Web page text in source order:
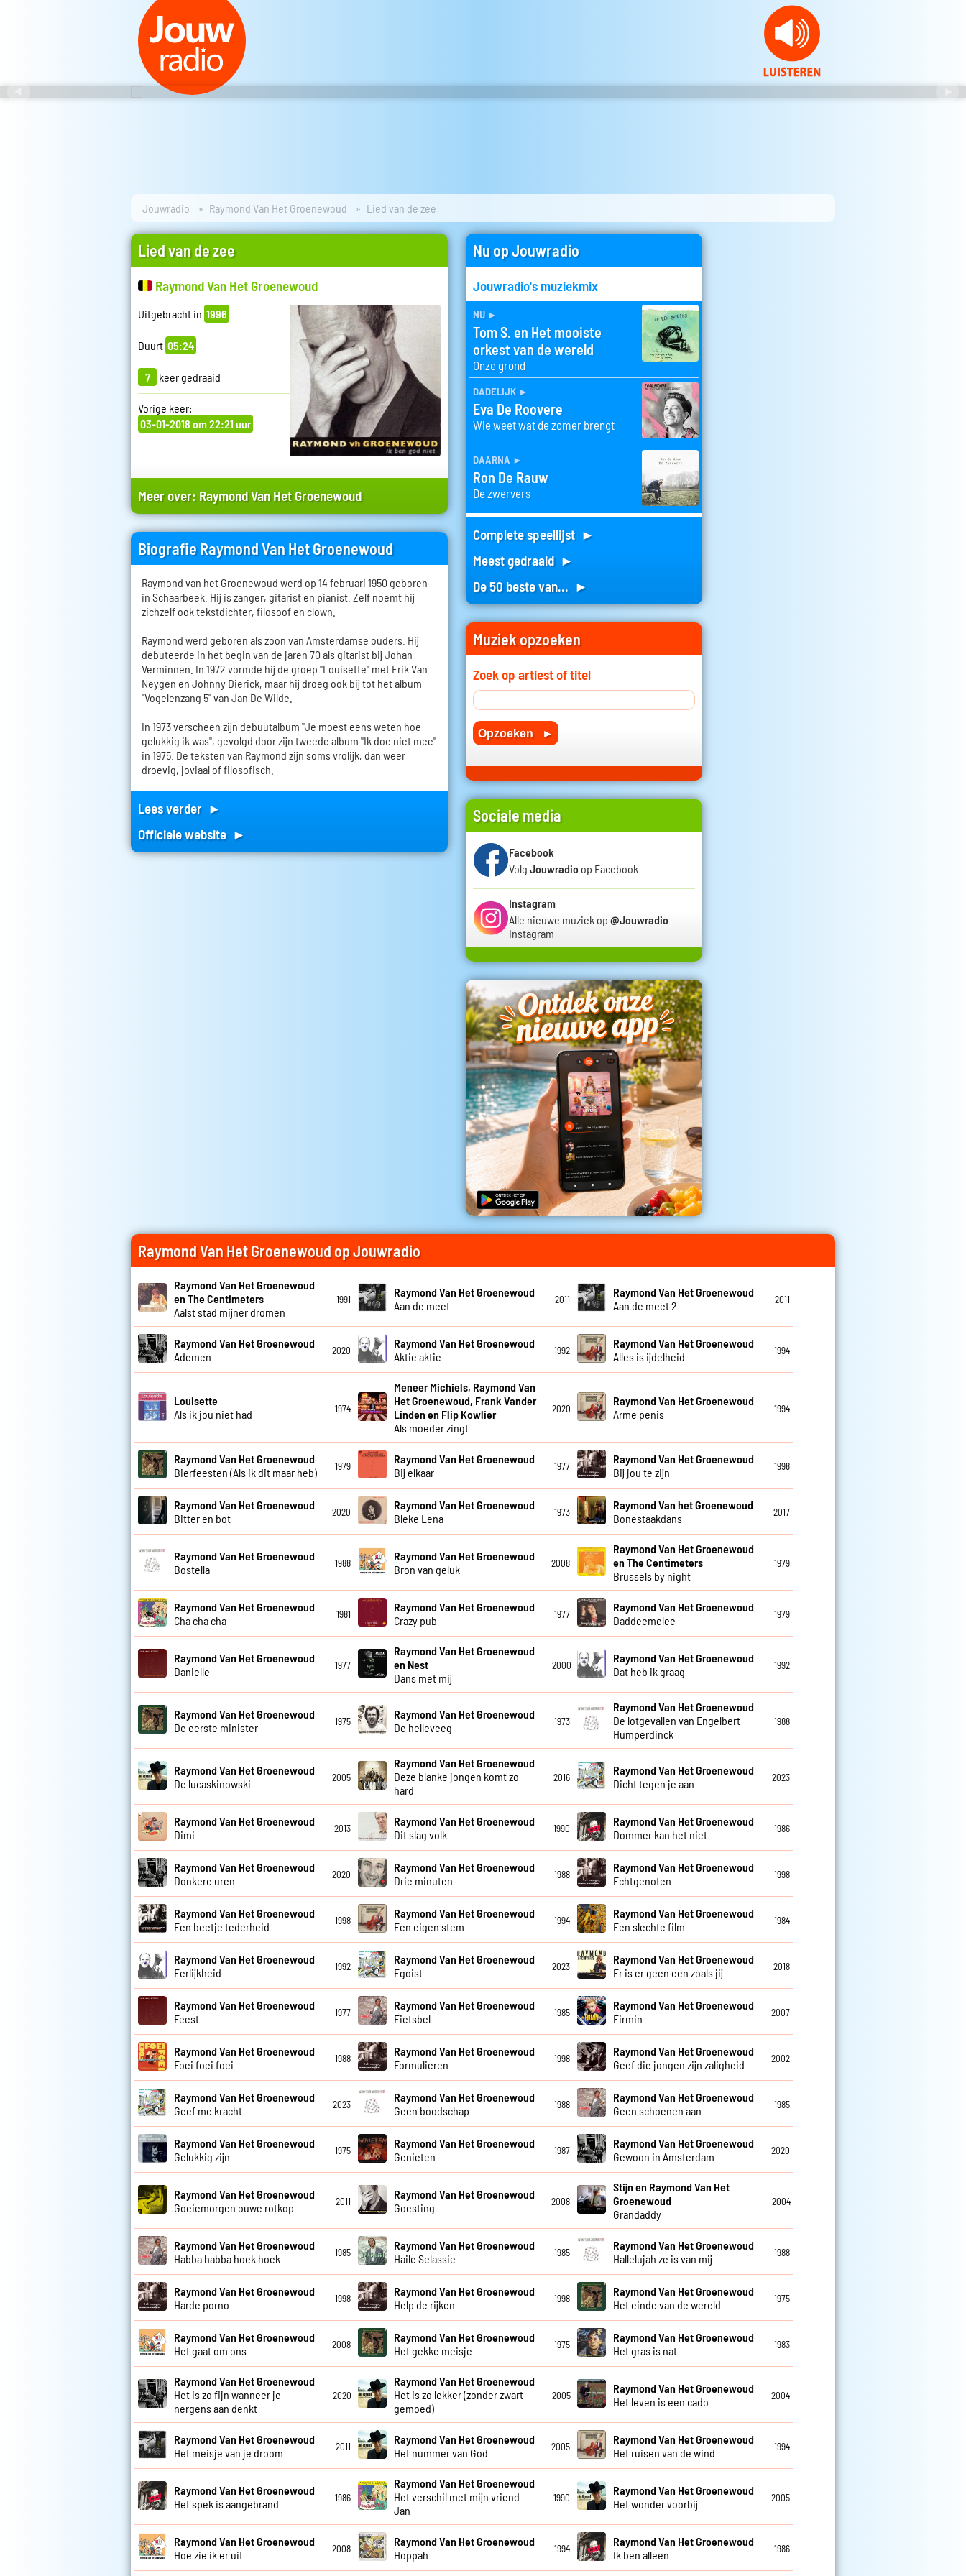
Jouwradio Raymond Van Het Groenewoud Lied van de zee
Lied van de zee
Raymond Van Het Groenewoud
Uitgebracht in 1996
Duurt 05:24
7 keer gedraaid
Vorige keer:
03-01-2018 om 22:21 uur
Meer over: Raymond Van Het Groenewoud
Biografie Raymond Van Het Groenewoud
Raymond van het Groenewoud werd op 14 februari 1950 geboren
in Schaarbeek. Hij is zanger, gitarist en pianist. Zelf noemt hij
zichzelf ook tekstdichter, filosoof en clown.
Raymond werd geboren als zoon van Amsterdamse ouders. Hij
debuteerde in het begin van de jaren 70 als gitarist bij Johan
Verminnen. In 1972 vormde hij de groep "Louisette" met Erik Van
Neygen en Johnny Dierick, maar hij droeg ook bij tot het album
"Vogelenzang 5" van Jan De Wilde.
In 1973 verscheen zijn debuutalbum "Je moest eens weten hoe
gelukkig ik was", gevolgd door zijn tweede album "Ik doe niet mee"
in 1975. De teksten van Raymond zijn soms vrolijk, dan weer
droevig, joviaal of filosofisch.
Lees verder ►
Officiele website ►
Nu op Jouwradio
Jouwradio's muziekmix
nu ►
Tom S. en Het mooiste
orkest van de wereld
Onze grond
dadelijk ►
Eva De Roovere
Wie weet wat de zomer brengt
daarna ►
Ron De Rauw
De zwervers
Complete speellijst ►
Meest gedraaid ►
De 50 beste van... ►
Muziek opzoeken
Zoek op artiest of titel
Sociale media
Facebook
Volg Jouwradio op Facebook
Instagram
Alle nieuwe muziek op @Jouwradio
Instagram
Raymond Van Het Groenewoud op Jouwradio
Raymond Van Het Groenewoud
en The Centimeters
Aalst stad mijner dromen
1991
Raymond Van Het Groenewoud
Aan de meet
2011
Raymond Van Het Groenewoud
Aan de meet 2
2011
Raymond Van Het Groenewoud
Ademen
2020
Raymond Van Het Groenewoud
Aktie aktie
1992
Raymond Van Het Groenewoud
Alles is ijdelheid
1994
Louisette
Als ik jou niet had
1974
Meneer Michiels, Raymond Van
Het Groenewoud, Frank Vander
Linden en Flip Kowlier
Als moeder zingt
2020
Raymond Van Het Groenewoud
Arme penis
1994
Raymond Van Het Groenewoud
Bierfeesten (Als ik dit maar heb)
1979
Raymond Van Het Groenewoud
Bij elkaar
1977
Raymond Van Het Groenewoud
Bij jou te zijn
1998
Raymond Van Het Groenewoud
Bitter en bot
2020
Raymond Van Het Groenewoud
Bleke Lena
1973
Raymond Van het Groenewoud
Bonestaakdans
2017
Raymond Van Het Groenewoud
Bostella
1988
Raymond Van Het Groenewoud
Bron van geluk
2008
Raymond Van Het Groenewoud
en The Centimeters
Brussels by night
1979
Raymond Van Het Groenewoud
Cha cha cha
1981
Raymond Van Het Groenewoud
Crazy pub
1977
Raymond Van Het Groenewoud
Daddeemelee
1979
Raymond Van Het Groenewoud
Danielle
1977
Raymond Van Het Groenewoud
en Nest
Dans met mij
2000
Raymond Van Het Groenewoud
Dat heb ik graag
1992
Raymond Van Het Groenewoud
De eerste minister
1975
Raymond Van Het Groenewoud
De helleveeg
1973
Raymond Van Het Groenewoud
De lotgevallen van Engelbert
Humperdinck
1988
Raymond Van Het Groenewoud
De lucaskinowski
2005
Raymond Van Het Groenewoud
Deze blanke jongen komt zo
hard
2016
Raymond Van Het Groenewoud
Dicht tegen je aan
2023
Raymond Van Het Groenewoud
Dimi
2013
Raymond Van Het Groenewoud
Dit slag volk
1990
Raymond Van Het Groenewoud
Dommer kan het niet
1986
Raymond Van Het Groenewoud
Donkere uren
2020
Raymond Van Het Groenewoud
Drie minuten
1988
Raymond Van Het Groenewoud
Echtgenoten
1998
Raymond Van Het Groenewoud
Een beetje tederheid
1998
Raymond Van Het Groenewoud
Een eigen stem
1994
Raymond Van Het Groenewoud
Een slechte film
1984
Raymond Van Het Groenewoud
Eerlijkheid
1992
Raymond Van Het Groenewoud
Egoist
2023
Raymond Van Het Groenewoud
Er is er geen een zoals jij
2018
Raymond Van Het Groenewoud
Feest
1977
Raymond Van Het Groenewoud
Fietsbel
1985
Raymond Van Het Groenewoud
Firmin
2007
Raymond Van Het Groenewoud
Foei foei foei
1988
Raymond Van Het Groenewoud
Formulieren
1998
Raymond Van Het Groenewoud
Geef die jongen zijn zaligheid
2002
Raymond Van Het Groenewoud
Geef me kracht
2023
Raymond Van Het Groenewoud
Geen boodschap
1988
Raymond Van Het Groenewoud
Geen schoenen aan
1985
Raymond Van Het Groenewoud
Gelukkig zijn
1975
Raymond Van Het Groenewoud
Genieten
1987
Raymond Van Het Groenewoud
Gewoon in Amsterdam
2020
Raymond Van Het Groenewoud
Goeiemorgen ouwe rotkop
2011
Raymond Van Het Groenewoud
Goesting
2008
Stijn en Raymond Van Het
Groenewoud
Grandaddy
2004
Raymond Van Het Groenewoud
Habba habba hoek hoek
1985
Raymond Van Het Groenewoud
Haile Selassie
1985
Raymond Van Het Groenewoud
Hallelujah ze is van mij
1988
Raymond Van Het Groenewoud
Harde porno
1998
Raymond Van Het Groenewoud
Help de rijken
1998
Raymond Van Het Groenewoud
Het einde van de wereld
1975
Raymond Van Het Groenewoud
Het gaat om ons
2008
Raymond Van Het Groenewoud
Het gekke meisje
1975
Raymond Van Het Groenewoud
Het gras is nat
1983
Raymond Van Het Groenewoud
Het is zo fijn wanneer je
nergens aan denkt
2020
Raymond Van Het Groenewoud
Het is zo lekker (zonder zwart
gemoed)
2005
Raymond Van Het Groenewoud
Het leven is een cado
2004
Raymond Van Het Groenewoud
Het meisje van je droom
2011
Raymond Van Het Groenewoud
Het nummer van God
2005
Raymond Van Het Groenewoud
Het ruisen van de wind
1994
Raymond Van Het Groenewoud
Het spek is aangebrand
1986
Raymond Van Het Groenewoud
Het verschil met mijn vriend
Jan
1990
Raymond Van Het Groenewoud
Het wonder voorbij
2005
Raymond Van Het Groenewoud
Hoe zie ik er uit
2008
Raymond Van Het Groenewoud
Hoppah
1994
Raymond Van Het Groenewoud
Ik ben alleen
1986